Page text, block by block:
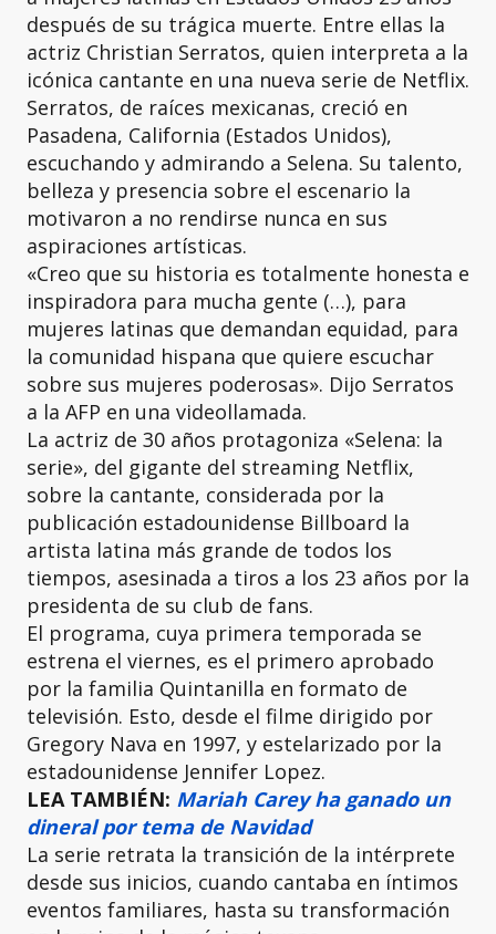
después de su trágica muerte. Entre ellas la
actriz Christian Serratos, quien interpreta a la
icónica cantante en una nueva serie de Netflix.
Serratos, de raíces mexicanas, creció en
Pasadena, California (Estados Unidos),
escuchando y admirando a Selena. Su talento,
belleza y presencia sobre el escenario la
motivaron a no rendirse nunca en sus
aspiraciones artísticas.
«Creo que su historia es totalmente honesta e
inspiradora para mucha gente (…), para
mujeres latinas que demandan equidad, para
la comunidad hispana que quiere escuchar
sobre sus mujeres poderosas». Dijo Serratos
a la AFP en una videollamada.
La actriz de 30 años protagoniza «Selena: la
serie», del gigante del streaming Netflix,
sobre la cantante, considerada por la
publicación estadounidense Billboard la
artista latina más grande de todos los
tiempos, asesinada a tiros a los 23 años por la
presidenta de su club de fans.
El programa, cuya primera temporada se
estrena el viernes, es el primero aprobado
por la familia Quintanilla en formato de
televisión. Esto, desde el filme dirigido por
Gregory Nava en 1997, y estelarizado por la
estadounidense Jennifer Lopez.
LEA TAMBIÉN: Mariah Carey ha ganado un
dineral por tema de Navidad
La serie retrata la transición de la intérprete
desde sus inicios, cuando cantaba en íntimos
eventos familiares, hasta su transformación